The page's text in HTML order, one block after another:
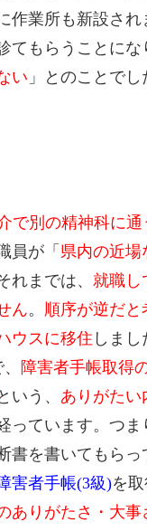
業所も新設され
てもらうことに
い 」とのことでし
で別の精神科に
員が「 県内の近場
れまでは、 就職し
ん。 順序が逆だと
ウスに移住 しまし
障害者手帳取得
いう、 ありがたい
っています。つ
書を書いてもら
害者手帳(3級)を取
ありがたさ・大事